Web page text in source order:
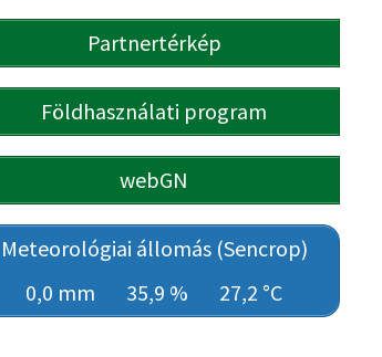
Partnertérkép
Földhasználati program
webGN
Meteorológiai állomás (Sencrop)
0,0 mm
35,9 % 27,2 °C